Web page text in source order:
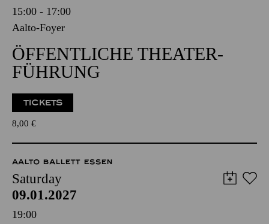
15:00 - 17:00
Aalto-Foyer
ÖFFENTLICHE THEATER­
FÜHRUNG
TICKETS
8,00 €
AALTO BALLETT ESSEN
Saturday
09.01.2027
19:00